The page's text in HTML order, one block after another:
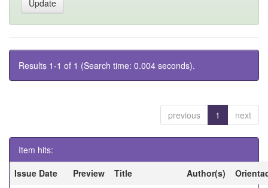
Results 1-1 of 1 (Search time: 0.004 seconds).
previous 1 next
Item hits:
Issue Date
Preview Title Author(s)